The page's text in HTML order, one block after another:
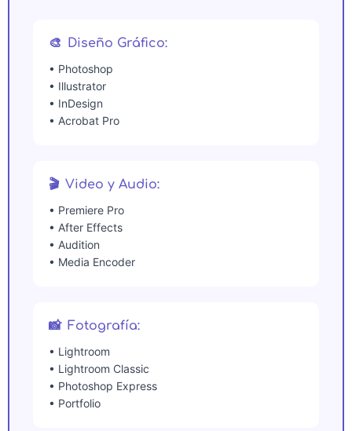
🎨 Diseño Gráfico:
• Photoshop
• Illustrator
• InDesign
• Acrobat Pro
🎬 Video y Audio:
• Premiere Pro
• After Effects
• Audition
• Media Encoder
📸 Fotografía:
• Lightroom
• Lightroom Classic
• Photoshop Express
• Portfolio